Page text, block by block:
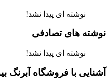
نوشته ای پیدا نشد!
نوشته های تصادفی
نوشته ای پیدا نشد!
آشنایی با فروشگاه آبرنگ